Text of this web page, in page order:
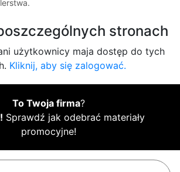
stronach
użytkownicy maja dostęp do tych
Kliknij, aby się zalogować.
To Twoja firma?
Sprawdź jak odebrać materiały
promocyjne!